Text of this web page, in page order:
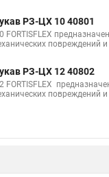
РЗ-ЦХ 10 40801
FORTISFLEX
повреждений и
РЗ-ЦХ 12 40802
FORTISFLEX
повреждений и